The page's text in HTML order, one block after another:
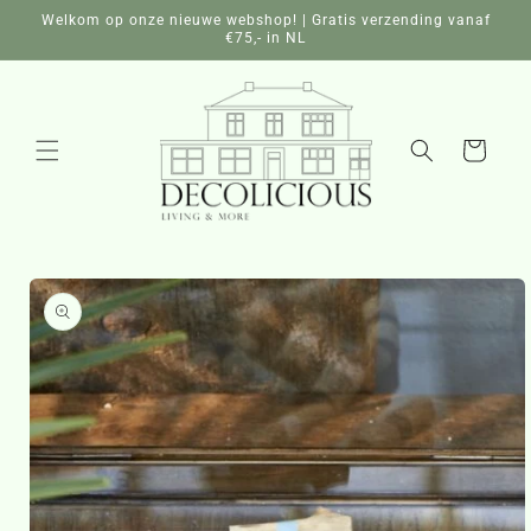
naar de
Welkom op onze nieuwe webshop! | Gratis verzending vanaf
€75,- in NL
Winkelwagen
direct naar